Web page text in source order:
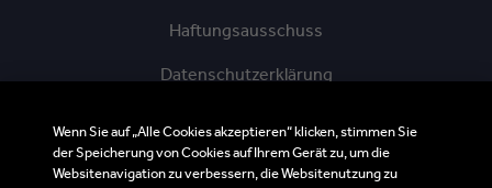
Haftungsausschuss
Datenschutzerklärung
Ethik-Hotline
Wenn Sie auf „Alle Cookies akzeptieren“ klicken, stimmen Sie
der Speicherung von Cookies auf Ihrem Gerät zu, um die
Websitenavigation zu verbessern, die Websitenutzung zu